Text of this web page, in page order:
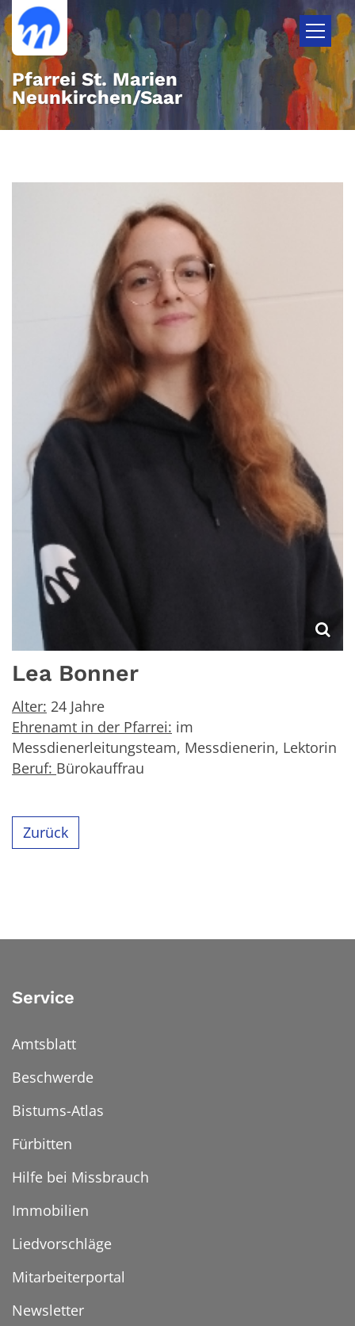
Zum Inhalt springen
Pfarrei St. Marien
Neunkirchen/Saar
Lea Bonner
Alter: 24 Jahre
Ehrenamt in der Pfarrei: im
Messdienerleitungsteam, Messdienerin, Lektorin
Beruf: Bürokauffrau
Zurück
Service
Amtsblatt
Beschwerde
Bistums-Atlas
Fürbitten
Hilfe bei Missbrauch
Immobilien
Liedvorschläge
Mitarbeiterportal
Newsletter